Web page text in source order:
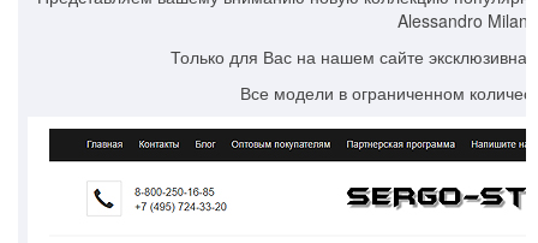
Alessandro
Только для Вас на нашем сайте
Все модели в ограниченном